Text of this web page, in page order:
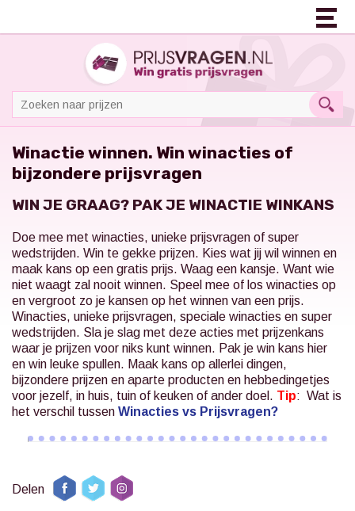
Winactie winnen. Win winacties of
bijzondere prijsvragen
WIN JE GRAAG? PAK JE WINACTIE WINKANS
Doe mee met winacties, unieke prijsvragen of super
wedstrijden. Win te gekke prijzen. Kies wat jij wil winnen en
maak kans op een gratis prijs. Waag een kansje. Want wie
niet waagt zal nooit winnen. Speel mee of los winacties op
en vergroot zo je kansen op het winnen van een prijs.
Winacties, unieke prijsvragen, speciale winacties en super
wedstrijden. Sla je slag met deze acties met prijzenkans
waar je prijzen voor niks kunt winnen. Pak je win kans hier
en win leuke spullen. Maak kans op allerlei dingen,
bijzondere prijzen en aparte producten en hebbedingetjes
voor jezelf, in huis, tuin of keuken of ander doel. Tip: Wat is
het verschil tussen Winacties vs Prijsvragen?
Delen